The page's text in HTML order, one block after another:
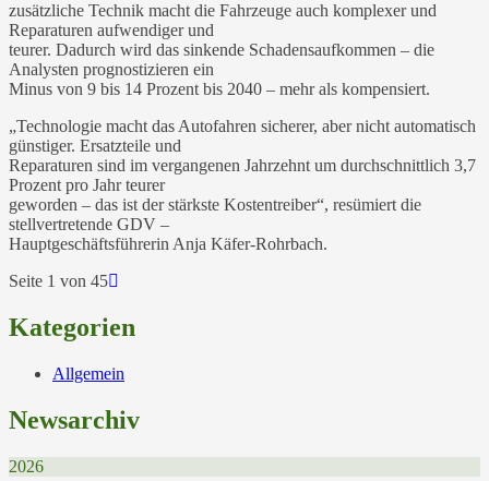
zusätzliche Technik macht die Fahrzeuge auch komplexer und
Reparaturen aufwendiger und
teurer. Dadurch wird das sinkende Schadensaufkommen – die
Analysten prognostizieren ein
Minus von 9 bis 14 Prozent bis 2040 – mehr als kompensiert.
„Technologie macht das Autofahren sicherer, aber nicht automatisch
günstiger. Ersatzteile und
Reparaturen sind im vergangenen Jahrzehnt um durchschnittlich 3,7
Prozent pro Jahr teurer
geworden – das ist der stärkste Kostentreiber“, resümiert die
stellvertretende GDV –
Hauptgeschäftsführerin Anja Käfer-Rohrbach.
Seite 1 von 45
Kategorien
Allgemein
Newsarchiv
2026